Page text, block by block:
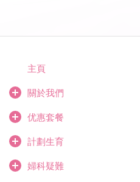
主頁
關於我們
优惠套餐
計劃生育
婦科疑難